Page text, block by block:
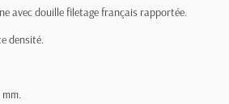
avec douille filetage français rapportée.
densité.